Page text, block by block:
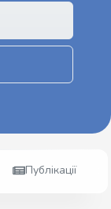
Публікації